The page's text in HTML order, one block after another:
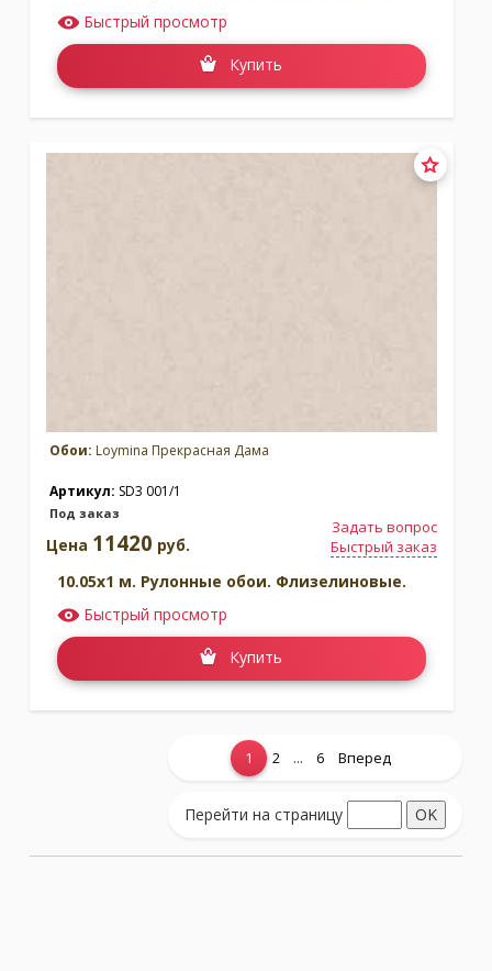
Быстрый просмотр
Купить
Обои: Loymina Прекрасная Дама
Артикул: SD3 001/1
Под заказ
Задать вопрос
Быстрый заказ
Цена 11420 руб.
10.05x1 м. Рулонные обои. Флизелиновые.
Быстрый просмотр
Купить
Показать еще...
1 2 ... 6 Вперед
Перейти на страницу